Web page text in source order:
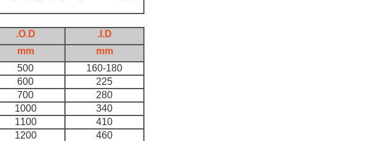
I.D.
O.D.
mm
mm
160-180
500
225
600
280
700
340
1000
410
1100
460
1200